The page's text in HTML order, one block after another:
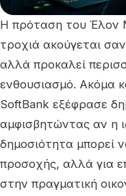
Η πρόταση του Έλον
τροχιά ακούγεται
αλλά προκαλεί
ενθουσιασμό. Ακόμα
SoftBank εξέφρασε
αμφισβητώντας αν η
δημοσιότητα μπορεί
προσοχής, αλλά για
στην πραγματική